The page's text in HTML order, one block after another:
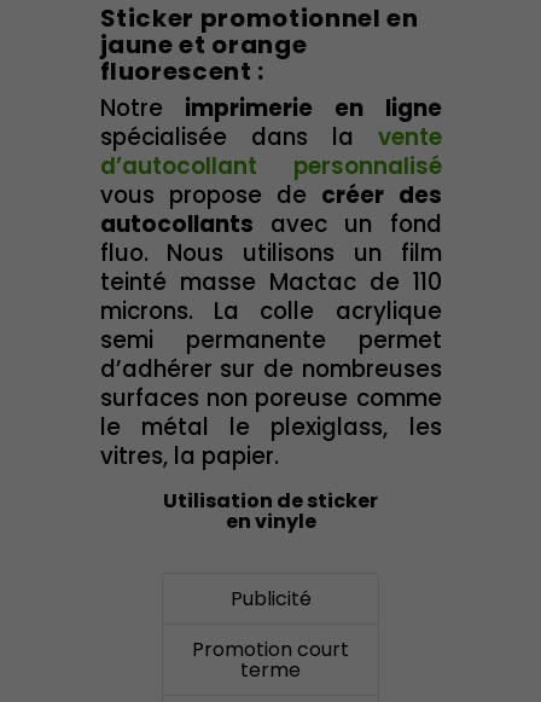
Sticker promotionnel en
jaune et orange
fluorescent :
Notre imprimerie en ligne
spécialisée dans la vente
d’autocollant personnalisé
vous propose de créer des
autocollants avec un fond
fluo. Nous utilisons un film
teinté masse Mactac de 110
microns. La colle acrylique
semi permanente permet
d’adhérer sur de nombreuses
surfaces non poreuse comme
le métal le plexiglass, les
vitres, la papier.
Utilisation de sticker
en vinyle
Publicité
Promotion court
terme